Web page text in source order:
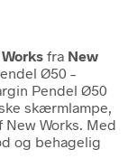
fra New
Ø50 –
Pendel Ø50
skærmlampe,
Works. Med
og behagelig